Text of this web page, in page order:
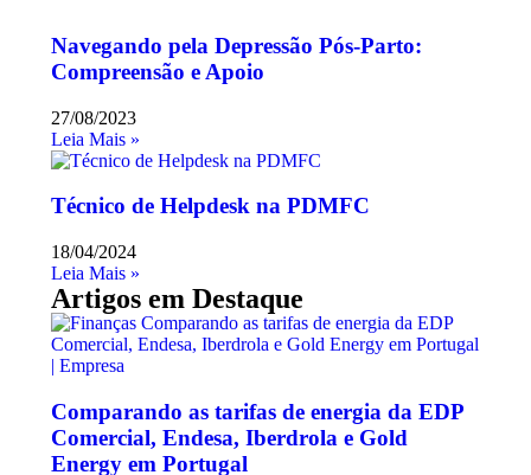
Navegando pela Depressão Pós-Parto:
Compreensão e Apoio
27/08/2023
Leia Mais »
Técnico de Helpdesk na PDMFC
18/04/2024
Leia Mais »
Artigos em Destaque
Comparando as tarifas de energia da EDP
Comercial, Endesa, Iberdrola e Gold
Energy em Portugal